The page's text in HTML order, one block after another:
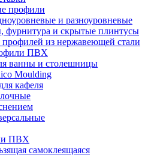
профили
и разноуровневые
фурнитура и скрытые плинтусы
профилей из нержавеющей стали
ПВХ
ванны и столешницы
Moulding
кафеля
ПВХ
самоклеящаяся